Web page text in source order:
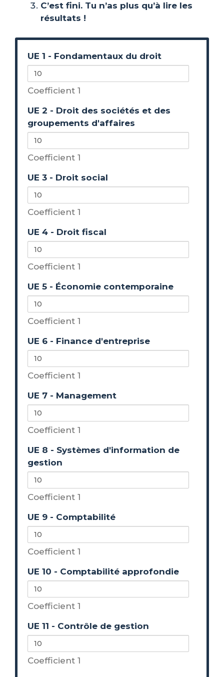
C’est fini. Tu n’as plus qu’à lire les
résultats !
UE 1 - Fondamentaux du droit
Coefficient 1
UE 2 - Droit des sociétés et des
groupements d'affaires
Coefficient 1
UE 3 - Droit social
Coefficient 1
UE 4 - Droit fiscal
Coefficient 1
UE 5 - Économie contemporaine
Coefficient 1
UE 6 - Finance d'entreprise
Coefficient 1
UE 7 - Management
Coefficient 1
UE 8 - Systèmes d'information de
gestion
Coefficient 1
UE 9 - Comptabilité
Coefficient 1
UE 10 - Comptabilité approfondie
Coefficient 1
UE 11 - Contrôle de gestion
Coefficient 1